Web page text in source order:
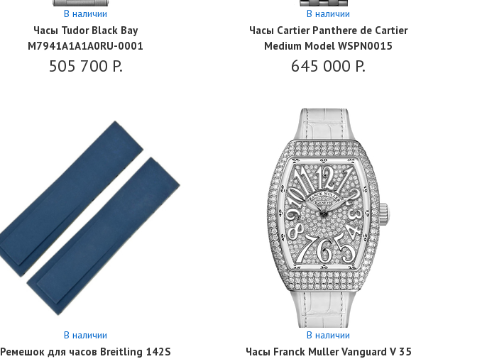
В наличии
Часы Tudor Black Bay
M7941A1A1A0RU-0001
505 700 P.
В наличии
Часы Cartier Panthere de Cartier
Medium Model WSPN0015
645 000 P.
В наличии
Ремешок для часов Breitling 142S
В наличии
Часы Franck Muller Vanguard V 35